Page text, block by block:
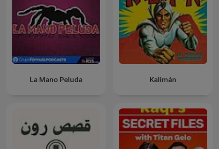
La Mano Peluda Kalimán